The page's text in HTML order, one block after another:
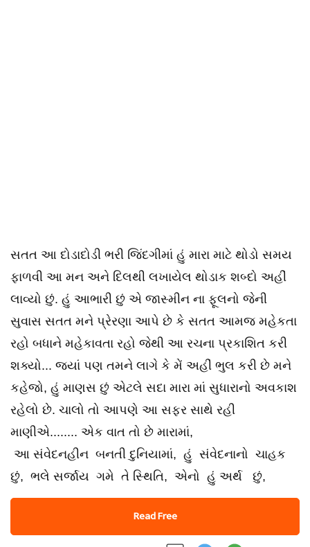
સતત આ દોડાદોડી ભરી જિંદગીમાં હું મારા માટે થોડો સમય
ફાળવી આ મન અને દિલથી લખાયેલ થોડાક શબ્દો અહીં
લાવ્યો છું. હું આભારી છું એ જાસ્મીન ના ફૂલનો જેની
સુવાસ સતત મને પ્રેરણા આપે છે કે સતત આમજ મહેકતા
રહો બધાને મહેકાવતા રહો જેથી આ રચના પ્રકાશિત કરી
શક્યો... જ્યાં પણ તમને લાગે કે મેં અહીં ભુલ કરી છે મને
કહેજો, હું માણસ છું એટલે સદા મારા માં સુધારાનો અવકાશ
રહેલો છે. ચાલો તો આપણે આ સફર સાથે રહી
માણીએ........ એક વાત તો છે મારામાં,
આ સંવેદનહીન બનતી દુનિયામાં, હું સંવેદનાનો ચાહક
છું, ભલે સર્જાય ગમે તે સ્થિતિ, એનો હું અર્થ છું,
Read Free